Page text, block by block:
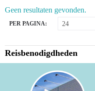
Alle categorieën
Geen resultaten gevonden.
PER PAGINA:
Reisbenodigdheden